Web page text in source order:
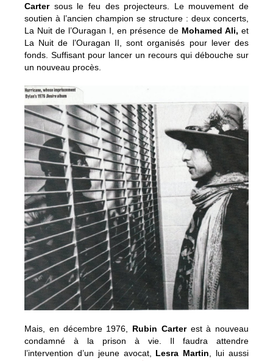
Cartersous le feu des projecteurs. Le mouvement de
soutien à l’ancien champion se structure : deux concerts,
La Nuit de l’Ouragan I, en présence de Mohamed Ali, et
La Nuit de l’Ouragan II, sont organisés pour lever des
fonds. Suffisant pour lancer un recours qui débouche sur
un nouveau procès.
Mais, en décembre 1976, Rubin Carterest à nouveau
condamné à la prison à vie. Il faudra attendre
l’intervention d’un jeune avocat, Lesra Martin, lui aussi